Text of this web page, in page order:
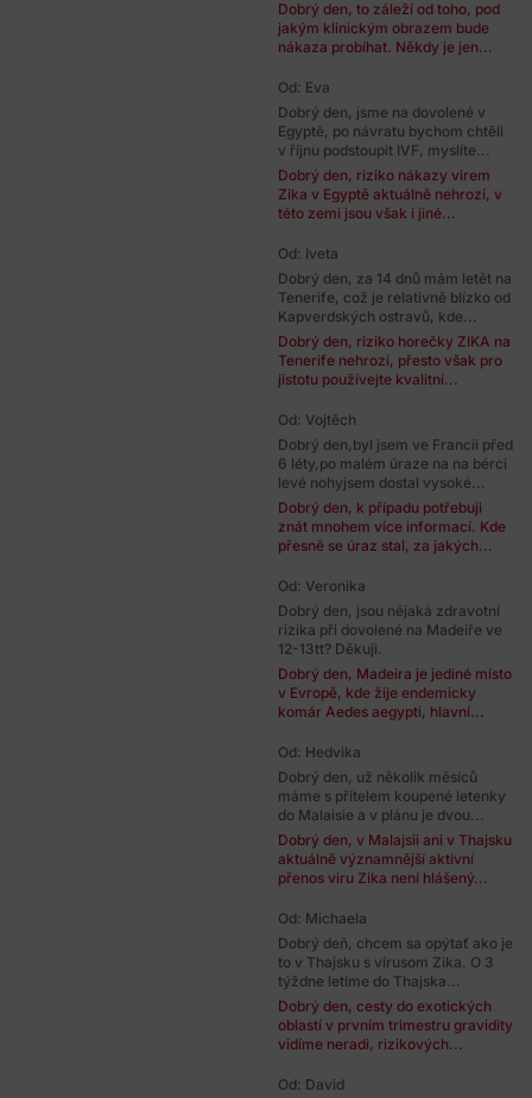
Dobrý den, to záleží od toho, pod
jakým klinickým obrazem bude
nákaza probíhat. Někdy je jen...
Od: Eva
Dobrý den, jsme na dovolené v
Egyptě, po návratu bychom chtěli
v říjnu podstoupit IVF, myslíte...
Dobrý den, riziko nákazy virem
Zika v Egyptě aktuálně nehrozí, v
této zemi jsou však i jiné...
Od: Iveta
Dobrý den, za 14 dnů mám letět na
Tenerife, což je relativně blízko od
Kapverdských ostravů, kde...
Dobrý den, riziko horečky ZIKA na
Tenerife nehrozí, přesto však pro
jistotu používejte kvalitní...
Od: Vojtěch
Dobrý den,byl jsem ve Francii před
6 léty,po malém úraze na na bérci
levé nohyjsem dostal vysoké...
Dobrý den, k případu potřebuji
znát mnohem více informací. Kde
přesně se úraz stal, za jakých...
Od: Veronika
Dobrý den, jsou nějaká zdravotní
rizika při dovolené na Madeiře ve
12-13tt? Děkuji.
Dobrý den, Madeira je jediné místo
v Evropě, kde žije endemicky
komár Aedes aegypti, hlavní...
Od: Hedvika
Dobrý den, už několik měsíců
máme s přítelem koupené letenky
do Malaisie a v plánu je dvou...
Dobrý den, v Malajsii ani v Thajsku
aktuálně významnější aktivní
přenos viru Zika není hlášený...
Od: Michaela
Dobrý deň, chcem sa opýtať ako je
to v Thajsku s vírusom Zika. O 3
týždne letíme do Thajska...
Dobrý den, cesty do exotických
oblastí v prvním trimestru gravidity
vidíme neradi, rizikových...
Od: David